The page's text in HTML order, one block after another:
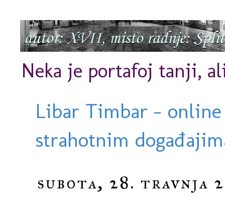
Neka je portafoj tanji,
Libar Timbar -
strahotnim
subota, 28. travnja